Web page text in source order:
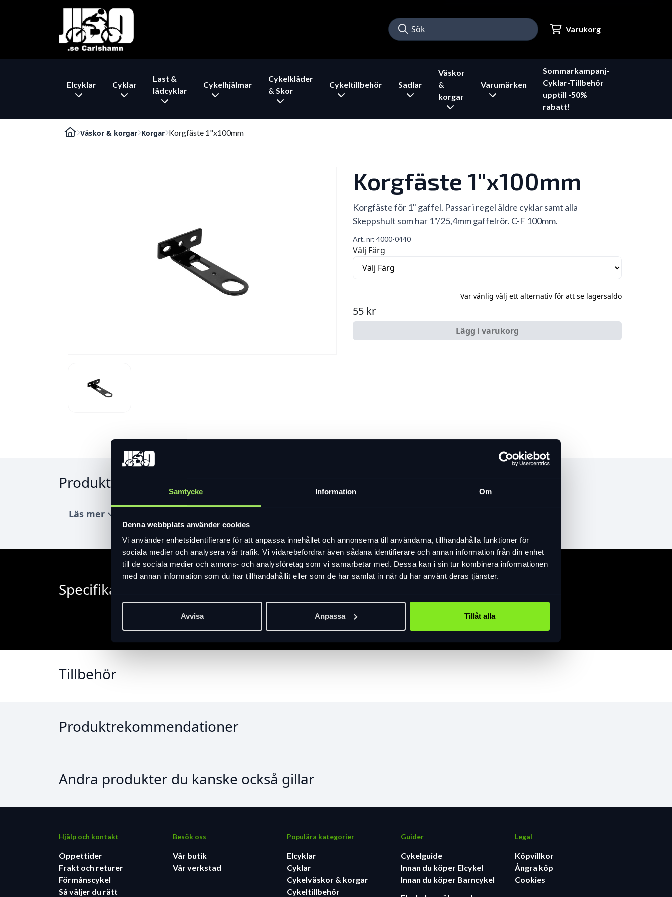
Samtycke Information Om
Denna webbplats använder cookies
Vi använder enhetsidentifierare för att anpassa innehållet och annonserna till användarna, tillhandahålla funktioner för
sociala medier och analysera vår trafik. Vi vidarebefordrar även sådana identifierare och annan information från din enhet
till de sociala medier och annons- och analysföretag som vi samarbetar med. Dessa kan i sin tur kombinera informationen
med annan information som du har tillhandahållit eller som de har samlat in när du har använt deras tjänster.
Avvisa Anpassa Tillåt alla
Varukorg
Elcyklar Cyklar
Last &
lådcyklar
Cykelhjälmar
Cykelkläder
& Skor
Cykeltillbehör Sadlar
Väskor
&
korgar
Varumärken
Sommarkampanj-
Cyklar-Tillbehör
upptill -50%
rabatt!
Väskor & korgar Korgar Korgfäste 1"x100mm
Korgfäste 1"x100mm
Korgfäste för 1" gaffel. Passar i regel äldre cyklar samt alla
Skeppshult som har 1"/25,4mm gaffelrör. C-F 100mm.
Art. nr: 4000-0440
Välj Färg
Var vänlig välj ett alternativ för att se lagersaldo
55 kr
Lägg i varukorg
Produktinformation
Läs mer expand_more
Specifikation
Tillbehör
Produktrekommendationer
Andra produkter du kanske också gillar
Hjälp och kontakt
Öppettider
Frakt och returer
Förmånscykel
Så väljer du rätt
Besök oss
Vår butik
Vår verkstad
Populära kategorier
Elcyklar
Cyklar
Cykelväskor & korgar
Cykeltillbehör
Guider
Cykelguide
Innan du köper Elcykel
Innan du köper Barncykel
Legal
Köpvillkor
Ångra köp
Cookies